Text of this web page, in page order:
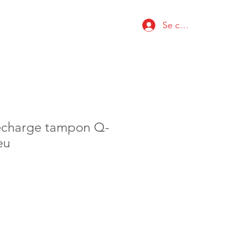
Se connecter
tampon Q-